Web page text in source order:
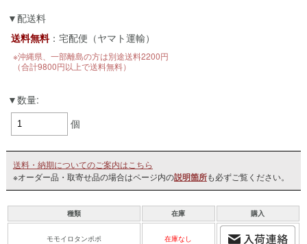
配送料
送料無料：宅配便（ヤマト運輸）
※沖縄県、一部離島の方は別途送料2200円
（合計9800円以上で送料無料）
数量:
個
送料・納期についてのご案内はこちら
※オーダー品・取寄せ品の場合はページ内の説明箇所も必ずご覧ください。
種類 在庫 購入
モモイロタンポポ 在庫なし